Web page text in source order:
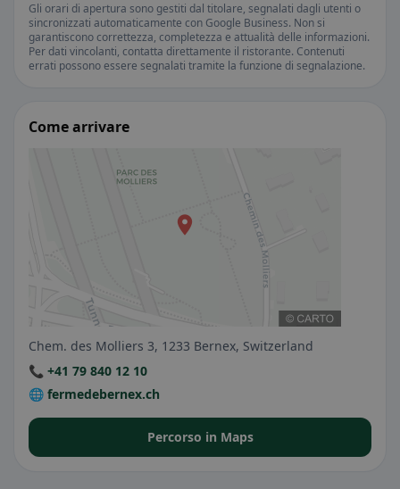
Gli orari di apertura sono gestiti dal titolare, segnalati dagli utenti o
sincronizzati automaticamente con Google Business. Non si
garantiscono correttezza, completezza e attualità delle informazioni.
Per dati vincolanti, contatta direttamente il ristorante. Contenuti
errati possono essere segnalati tramite la funzione di segnalazione.
Come arrivare
Chem. des Molliers 3, 1233 Bernex, Switzerland
📞 +41 79 840 12 10
🌐 fermedebernex.ch
Percorso in Maps